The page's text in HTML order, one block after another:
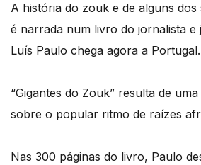
A história do zouk e de alguns dos
é narrada num livro do jornalista e
Luís Paulo chega agora a Portugal.
“Gigantes do Zouk” resulta de
sobre o popular ritmo de raízes
Nas 300 páginas do livro, Paulo